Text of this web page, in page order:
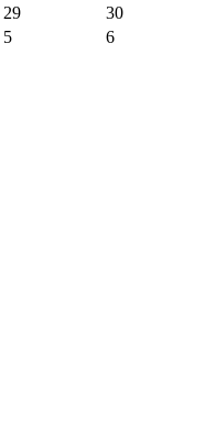
29
30
5
6